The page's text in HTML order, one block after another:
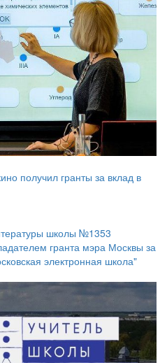
получил гранты за вклад в
школы №1353
гранта мэра Москвы за
электронная школа"